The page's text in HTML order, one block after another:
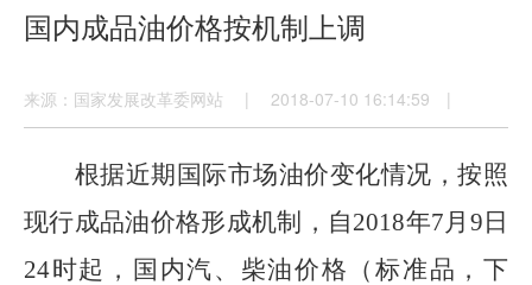
国内成品油价格按机制上调
来源：国家发展改革委网站 | 2018-07-10 16:14:59 |
根据近期国际市场油价变化情况，按照
现行成品油价格形成机制，自2018年7月 9 日
24时起，国内汽、柴油价格（标准品，下